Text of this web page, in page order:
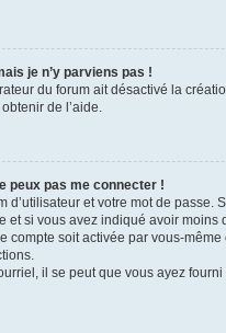
je n’y parviens pas !
du forum ait désactivé la
de l’aide.
peux pas me connecter !
d’utilisateur et votre mot de passe.
et si vous avez indiqué avoir
compte soit activée par vous-
il se peut que vous ayez